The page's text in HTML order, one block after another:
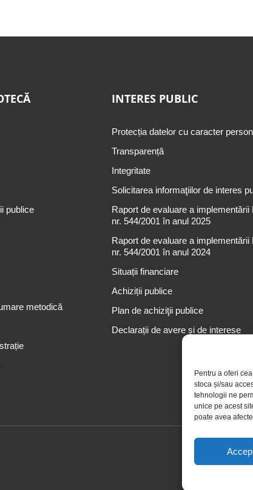
Pentru a oferi
stoca și/sau
tehnologii ne
unice pe acest
poate avea
publice
metodică
INTERES PUBLIC
Protecția datelor cu caracter
Transparență
Integritate
Solicitarea informaţiilor de interes
Raport de evaluare a implementării
nr. 544/2001 în anul 2025
Raport de evaluare a implementării
nr. 544/2001 în anul 2024
Situații financiare
Achiziții publice
Plan de achiziţii publice
Declarații de avere și de interese